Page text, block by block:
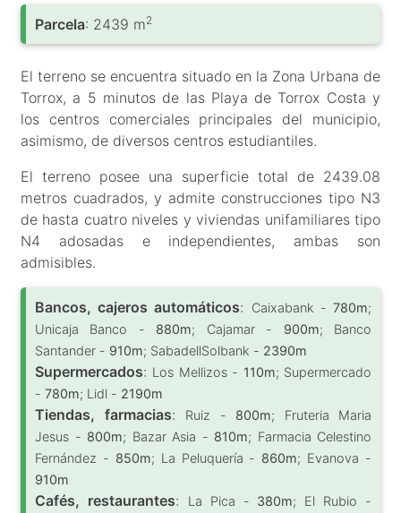
Parcela: 2439 m2
El terreno se encuentra situado en la Zona Urbana de
Torrox, a 5 minutos de las Playa de Torrox Costa y
los centros comerciales principales del municipio,
asimismo, de diversos centros estudiantiles.
El terreno posee una superficie total de 2439.08
metros cuadrados, y admite construcciones tipo N3
de hasta cuatro niveles y viviendas unifamiliares tipo
N4 adosadas e independientes, ambas son
admisibles.
Bancos, cajeros automáticos: Caixabank -780m;
Unicaja Banco - 880m; Cajamar - 900m; Banco
Santander - 910m; SabadellSolbank - 2390m
Supermercados: Los Mellizos - 110m; Supermercado
- 780m; Lidl - 2190m
Tiendas, farmacias: Ruiz - 800m; Fruteria Maria
Jesus - 800m; Bazar Asia - 810m; Farmacia Celestino
Fernández - 850m; La Peluquería - 860m; Evanova -
910m
Cafés, restaurantes: La Pica - 380m; El Rubio -